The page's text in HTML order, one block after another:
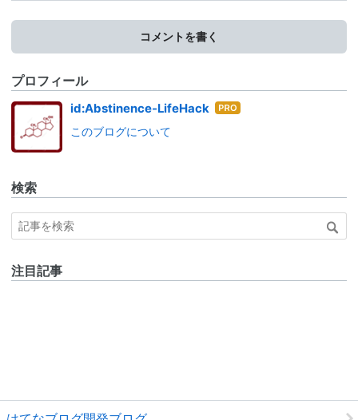
コメントを書く
プロフィール
id:Abstinence-LifeHack はて
このブログについて
検索
注目記事